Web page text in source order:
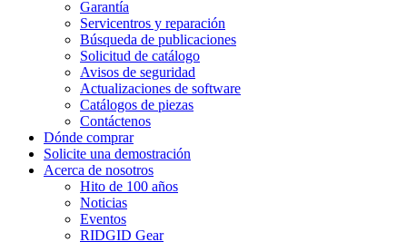
Garantía
Servicentros y reparación
Búsqueda de publicaciones
Solicitud de catálogo
Avisos de seguridad
Actualizaciones de software
Catálogos de piezas
Contáctenos
Dónde comprar
Solicite una demostración
Acerca de nosotros
Hito de 100 años
Noticias
Eventos
RIDGID Gear